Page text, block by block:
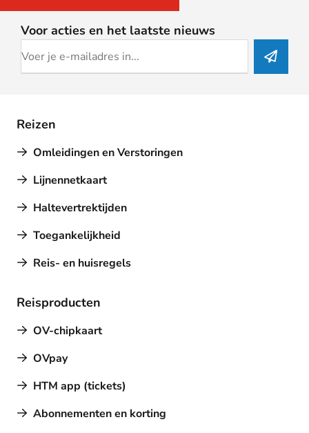
Voor acties en het laatste nieuws
Reizen
Omleidingen en Verstoringen
Lijnennetkaart
Haltevertrektijden
Toegankelijkheid
Reis- en huisregels
Reisproducten
OV-chipkaart
OVpay
HTM app (tickets)
Abonnementen en korting